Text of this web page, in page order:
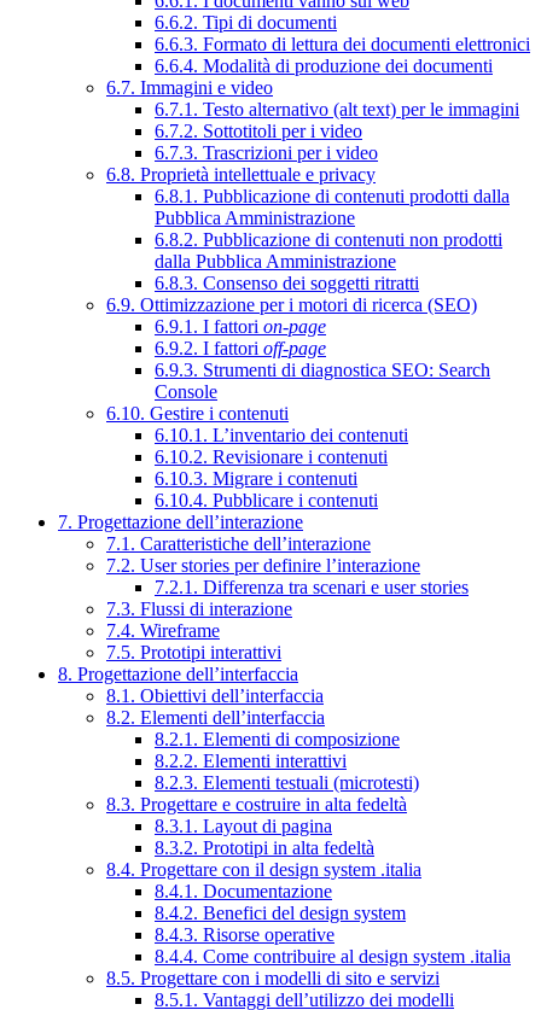
6.6.2. Tipi di documenti
6.6.3. Formato di lettura dei documenti elettronici
6.6.4. Modalità di produzione dei documenti
6.7. Immagini e video
6.7.1. Testo alternativo (alt text) per le immagini
6.7.2. Sottotitoli per i video
6.7.3. Trascrizioni per i video
6.8. Proprietà intellettuale e privacy
6.8.1. Pubblicazione di contenuti prodotti dalla
Pubblica Amministrazione
6.8.2. Pubblicazione di contenuti non prodotti
dalla Pubblica Amministrazione
6.8.3. Consenso dei soggetti ritratti
6.9. Ottimizzazione per i motori di ricerca (SEO)
6.9.1. I fattori on-page
6.9.2. I fattori off-page
6.9.3. Strumenti di diagnostica SEO: Search
Console
6.10. Gestire i contenuti
6.10.1. L’inventario dei contenuti
6.10.2. Revisionare i contenuti
6.10.3. Migrare i contenuti
6.10.4. Pubblicare i contenuti
7. Progettazione dell’interazione
7.1. Caratteristiche dell’interazione
7.2. User stories per definire l’interazione
7.2.1. Differenza tra scenari e user stories
7.3. Flussi di interazione
7.4. Wireframe
7.5. Prototipi interattivi
8. Progettazione dell’interfaccia
8.1. Obiettivi dell’interfaccia
8.2. Elementi dell’interfaccia
8.2.1. Elementi di composizione
8.2.2. Elementi interattivi
8.2.3. Elementi testuali (microtesti)
8.3. Progettare e costruire in alta fedeltà
8.3.1. Layout di pagina
8.3.2. Prototipi in alta fedeltà
8.4. Progettare con il design system .italia
8.4.1. Documentazione
8.4.2. Benefici del design system
8.4.3. Risorse operative
8.4.4. Come contribuire al design system .italia
8.5. Progettare con i modelli di sito e servizi
8.5.1. Vantaggi dell’utilizzo dei modelli